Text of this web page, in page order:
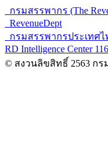
กรมสรรพากร (The
RevenueDept
กรมสรรพากรประเทศไ
RD Intelligence Center
© สงวนลิขสิทธิ์ 2563 ก